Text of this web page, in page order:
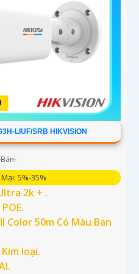
LIUF/SRB HIKVISION
5%-35%
2k + .
POE.
Color 50m Có Màu Ban
loại.